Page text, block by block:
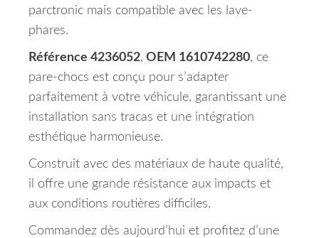
parctronic mais compatible avec les lave-
phares.
Référence 4236052, OEM 1610742280, ce
pare-chocs est conçu pour s’adapter
parfaitement à votre véhicule, garantissant une
installation sans tracas et une intégration
esthétique harmonieuse.
Construit avec des matériaux de haute qualité,
il offre une grande résistance aux impacts et
aux conditions routières difficiles.
Commandez dès aujourd’hui et profitez d’une